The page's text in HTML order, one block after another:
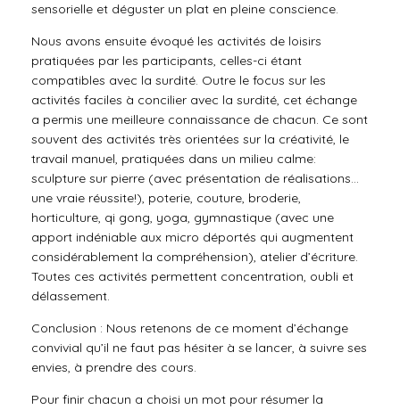
sensorielle et déguster un plat en pleine conscience.
Nous avons ensuite évoqué les activités de loisirs
pratiquées par les participants, celles-ci étant
compatibles avec la surdité. Outre le focus sur les
activités faciles à concilier avec la surdité, cet échange
a permis une meilleure connaissance de chacun. Ce sont
souvent des activités très orientées sur la créativité, le
travail manuel, pratiquées dans un milieu calme:
sculpture sur pierre (avec présentation de réalisations…
une vraie réussite!), poterie, couture, broderie,
horticulture, qi gong, yoga, gymnastique (avec une
apport indéniable aux micro déportés qui augmentent
considérablement la compréhension), atelier d’écriture.
Toutes ces activités permettent concentration, oubli et
délassement.
Conclusion : Nous retenons de ce moment d’échange
convivial qu’il ne faut pas hésiter à se lancer, à suivre ses
envies, à prendre des cours.
Pour finir chacun a choisi un mot pour résumer la